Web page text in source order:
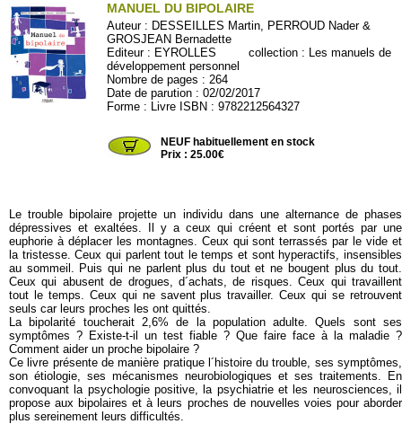
MANUEL DU BIPOLAIRE
Auteur : DESSEILLES Martin, PERROUD Nader &
GROSJEAN Bernadette
Editeur : EYROLLES collection : Les manuels de
développement personnel
Nombre de pages : 264
Date de parution : 02/02/2017
Forme : Livre ISBN : 9782212564327
NEUF habituellement en stock
Prix : 25.00€
Le trouble bipolaire projette un individu dans une alternance de phases
dépressives et exaltées. Il y a ceux qui créent et sont portés par une
euphorie à déplacer les montagnes. Ceux qui sont terrassés par le vide et
la tristesse. Ceux qui parlent tout le temps et sont hyperactifs, insensibles
au sommeil. Puis qui ne parlent plus du tout et ne bougent plus du tout.
Ceux qui abusent de drogues, d´achats, de risques. Ceux qui travaillent
tout le temps. Ceux qui ne savent plus travailler. Ceux qui se retrouvent
seuls car leurs proches les ont quittés.
La bipolarité toucherait 2,6% de la population adulte. Quels sont ses
symptômes ? Existe-t-il un test fiable ? Que faire face à la maladie ?
Comment aider un proche bipolaire ?
Ce livre présente de manière pratique l´histoire du trouble, ses symptômes,
son étiologie, ses mécanismes neurobiologiques et ses traitements. En
convoquant la psychologie positive, la psychiatrie et les neurosciences, il
propose aux bipolaires et à leurs proches de nouvelles voies pour aborder
plus sereinement leurs difficultés.